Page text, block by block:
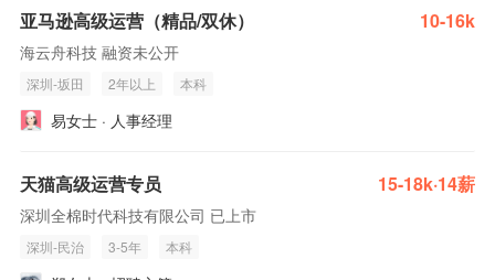
亚马逊高级运营（精品/双休） 10-16k
海云舟科技 融资未公开
深圳-坂田 2年以上 本科
易女士 · 人事经理
天猫高级运营专员 15-18k·14薪
深圳全棉时代科技有限公司 已上市
深圳-民治 3-5年 本科